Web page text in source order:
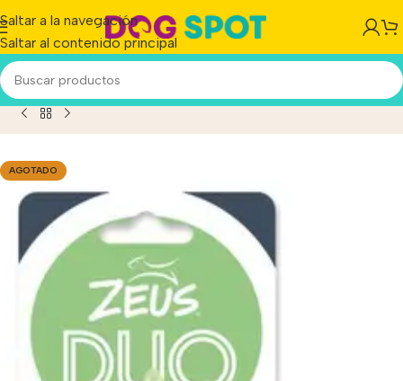
Saltar a la navegación
Saltar al contenido principal
Para Perros Zeus Duo Mancuerna Mordillo Flavor Mint
AGOTADO